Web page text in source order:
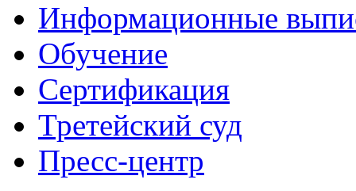
Информационные
Обучение
Сертификация
Третейский суд
Пресс-центр